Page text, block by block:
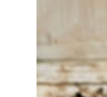
Auswahl?
Werkzeug für Ihren Job